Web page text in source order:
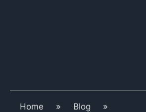
Home » Blog
»